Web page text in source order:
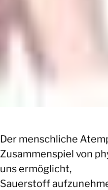
Der menschliche
Zusammenspiel von
uns ermöglicht,
Sauerstoff